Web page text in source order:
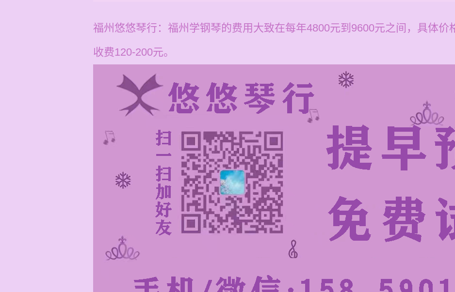
福州悠悠琴行：福州学钢琴的费用大致在每年4800元到9600元之间，具体价
收费120-200元。